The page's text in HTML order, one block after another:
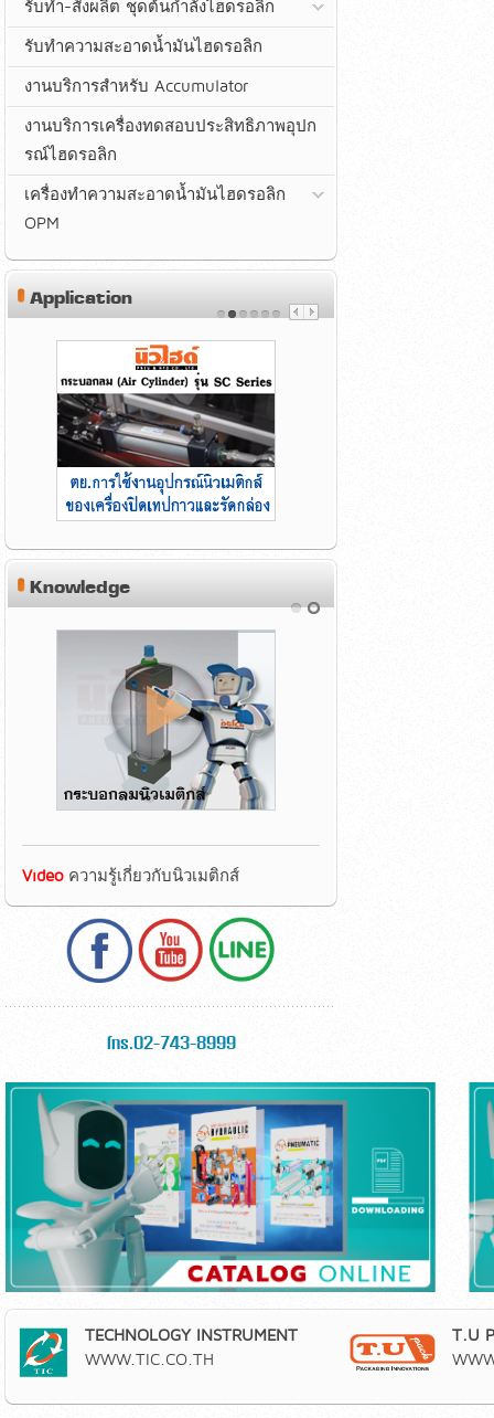
รับทำ-สั่งผลิต ชุดต้นกำลังไฮดรอลิก
รับทำความสะอาดน้ำมันไฮดรอลิก
งานบริการสำหรับ Accumulator
งานบริการเครื่องทดสอบประสิทธิภาพอุปก
รณ์ไฮดรอลิก
เครื่องทำความสะอาดน้ำมันไฮดรอลิก
OPM
Application
Knowledge
Videoความรู้เกี่ยวกับนิวเมติกส์
โทร.02-743-8999
TECHNOLOGY INSTRUMENT
WWW.TIC.CO.TH
T.U